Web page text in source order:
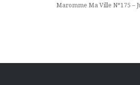
Maromme Ma Ville N°175 –